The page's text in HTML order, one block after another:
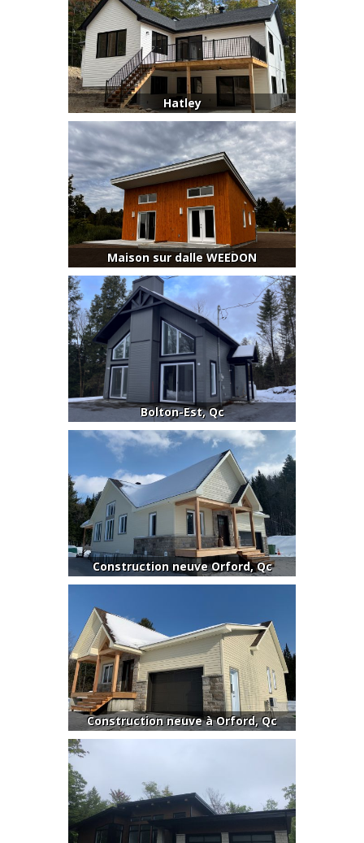
Hatley
Maison sur dalle WEEDON
Bolton-Est, Qc
Construction neuve Orford, Qc
Construction neuve à Orford, Qc